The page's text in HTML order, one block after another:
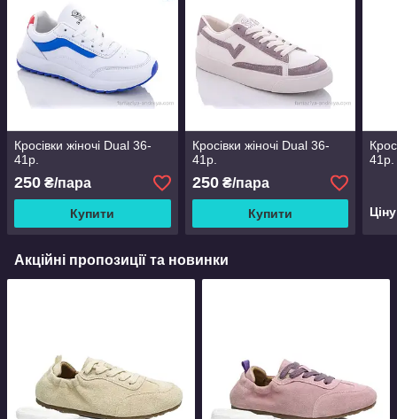
Кросівки жіночі Dual 36-
41р.
250 ₴/пара
Купити
Кросівки жіночі Dual 36-
41р.
250₴/пара
Купити
41р.
Акційні пропозиції та новинки